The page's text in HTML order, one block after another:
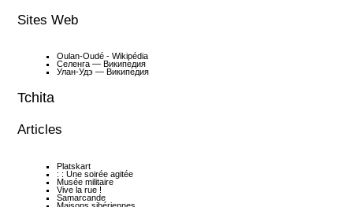
Sites Web
Oulan-Oudé - Wikipédia
Селенга — Википедия
Улан-Удэ — Википедия
Tchita
Articles
Platskart
: : Une soirée agitée
Musée militaire
Vive la rue !
Samarcande
Maisons sibériennes